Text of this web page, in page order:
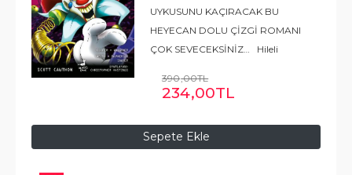
Sepete Ekle
UYKUSUNU KAÇIRACAK BU
HEYECAN DOLU ÇİZGİ ROMANI
ÇOK SEVECEKSİNİZ… Hileli
oyunu yüzünden hayal kırıklığına
olursa olsun kazanmaya
kararlıydı....Devamı
390,00TL
234,00TL